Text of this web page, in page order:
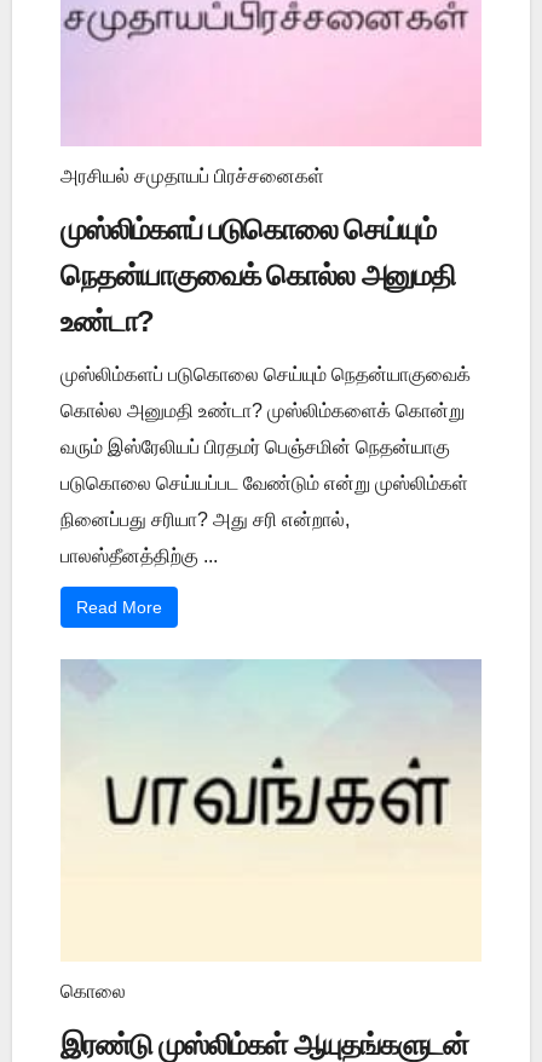
அரசியல் சமுதாயப் பிரச்சனைகள்
முஸ்லிம்களப் படுகொலை செய்யும்
நெதன்யாகுவைக் கொல்ல அனுமதி
உண்டா?
முஸ்லிம்களப் படுகொலை செய்யும் நெதன்யாகுவைக்
கொல்ல அனுமதி உண்டா? முஸ்லிம்களைக் கொன்று
வரும் இஸ்ரேலியப் பிரதமர் பெஞ்சமின் நெதன்யாகு
படுகொலை செய்யப்பட வேண்டும் என்று முஸ்லிம்கள்
நினைப்பது சரியா? அது சரி என்றால்,
பாலஸ்தீனத்திற்கு ...
Read More
கொலை
இரண்டு முஸ்லிம்கள் ஆயுதங்களுடன்